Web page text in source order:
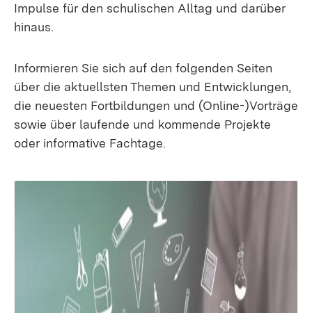
Impulse für den schulischen Alltag und darüber
hinaus.
Informieren Sie sich auf den folgenden Seiten
über die aktuellsten Themen und Entwicklungen,
die neuesten Fortbildungen und (Online-)Vorträge
sowie über laufende und kommende Projekte
oder informative Fachtage.